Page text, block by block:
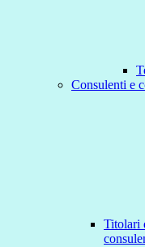
Consulenti e
Titolari